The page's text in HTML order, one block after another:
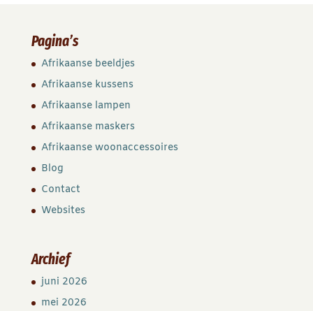
Pagina’s
Afrikaanse beeldjes
Afrikaanse kussens
Afrikaanse lampen
Afrikaanse maskers
Afrikaanse woonaccessoires
Blog
Contact
Websites
Archief
juni 2026
mei 2026